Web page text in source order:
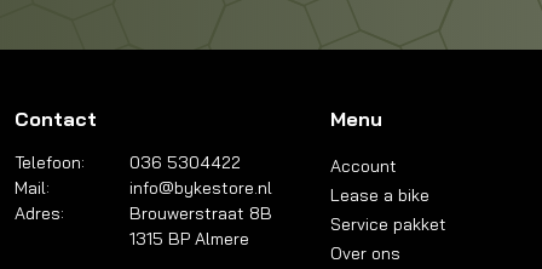
Contact
Telefoon:
036 5304422
Mail:
info@bykestore.nl
Adres:
Brouwerstraat 8B
1315 BP Almere
Menu
Account
Lease a bike
Service pakket
Over ons